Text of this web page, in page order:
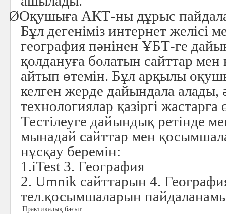
ØОқушыға АКТ-ны дұрыс
Бұл дегеніміз интернет желісі
география пәнінен ҰБТ-ге
қолдануға болатын сайттар
айтып өтемін. Бұл арқылы
келген жерде дайындала
технологиялар қазіргі
Тестілеуге дайындық ретінде
мынадай сайттар мен
нұсқау беремін:
1.iTest 3. География
2. Umnik сайттарын 4.
тел.қосымшаларын
Практикалық бағыт